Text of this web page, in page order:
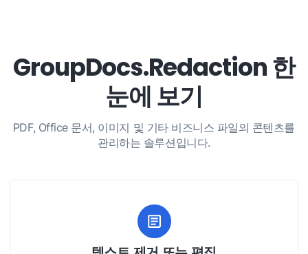
GroupDocs.Redaction 한
눈에 보기
PDF, Office 문서, 이미지 및 기타 비즈니스 파일의 콘텐츠를
관리하는 솔루션입니다.